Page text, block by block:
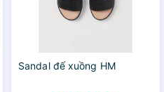
Sandal đế xuồng HM